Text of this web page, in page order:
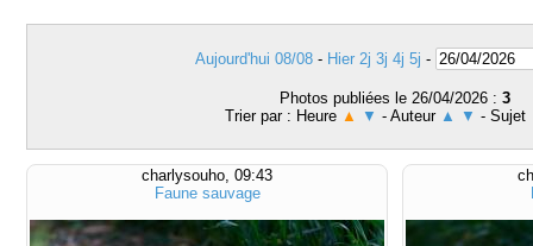
Aujourd'hui 08/08 - Hier 2j 3j 4j 5j -
Photos publiées le 26/04/2026 : 3
Trier par : Heure ▲ ▼ - Auteur ▲ ▼ - Sujet
charlysouho, 09:43
Faune sauvage